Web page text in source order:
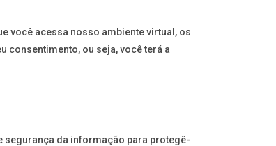
você acessa nosso ambiente virtual, os
ou seja, você terá a
da informação para protegê-